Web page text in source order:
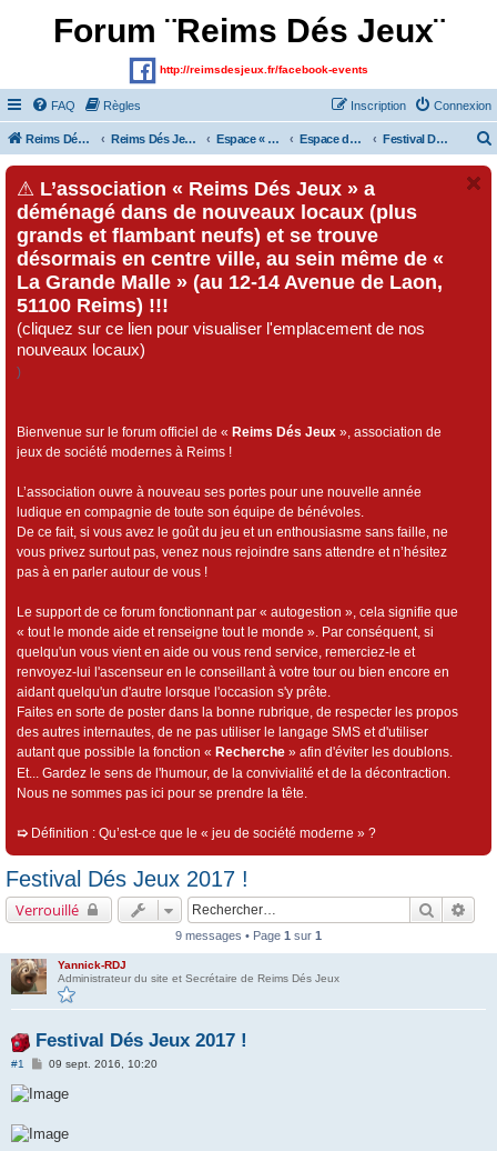
Forum ¨Reims Dés Jeux¨
http://reimsdesjeux.fr/facebook-events
FAQ Règles Connexion
Inscription
Reims Dés Jeux (Site) Reims Dés Jeux (Forum) Espace « Visiteurs » et inscrits au forum Espace dédié au « Festival Dés Jeux», organisé par l'association « Reims Dés Jeux » !!! Festival Dés Jeux 2017
⚠ L’association « Reims Dés Jeux » a
déménagé dans de nouveaux locaux (plus
grands et flambant neufs) et se trouve
désormais en centre ville, au sein même de «
La Grande Malle » (au 12-14 Avenue de Laon,
51100 Reims) !!!
(cliquez sur ce lien pour visualiser l'emplacement de nos
nouveaux locaux)
)
Bienvenue sur le forum officiel de « Reims Dés Jeux », association de
jeux de société modernes à Reims !
L’association ouvre à nouveau ses portes pour une nouvelle année
ludique en compagnie de toute son équipe de bénévoles.
De ce fait, si vous avez le goût du jeu et un enthousiasme sans faille, ne
vous privez surtout pas, venez nous rejoindre sans attendre et n’hésitez
pas à en parler autour de vous !
Le support de ce forum fonctionnant par « autogestion », cela signifie que
« tout le monde aide et renseigne tout le monde ». Par conséquent, si
quelqu'un vous vient en aide ou vous rend service, remerciez-le et
renvoyez-lui l'ascenseur en le conseillant à votre tour ou bien encore en
aidant quelqu'un d'autre lorsque l'occasion s'y prête.
Faites en sorte de poster dans la bonne rubrique, de respecter les propos
des autres internautes, de ne pas utiliser le langage SMS et d'utiliser
autant que possible la fonction « Recherche » afin d'éviter les doublons.
Et... Gardez le sens de l'humour, de la convivialité et de la décontraction.
Nous ne sommes pas ici pour se prendre la tête.
➯ Définition : Qu’est-ce que le « jeu de société moderne » ?
Festival Dés Jeux 2017 !
Verrouillé
9 messages • Page 1 sur 1
Yannick-RDJ
Administrateur du site et Secrétaire de Reims Dés Jeux
Festival Dés Jeux 2017 !
#1
M
s
s
g
e
09 sept. 2016, 10:20